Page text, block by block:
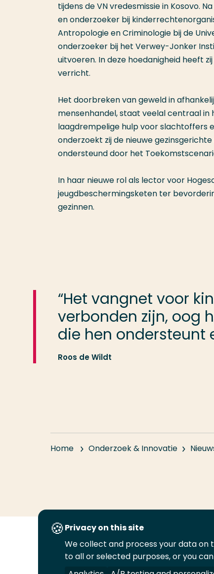
tijdens de VN vredesmissie in Kosovo.
en onderzoeker bij
Antropologie en Criminologie bij de
onderzoeker bij het Verwey-Jonker
uitvoeren. In deze hoedanigheid heeft
verricht.
Het doorbreken van geweld in
mensenhandel, staat veelal centraal in
laagdrempelige hulp voor slachtoffers
onderzoekt zij de nieuwe
ondersteund door het
In haar nieuwe rol als lector voor
jeugdbeschermingsketen ter
gezinnen.
“Het vangnet voor
verbonden zijn, oog
die hen ondersteunt
Roos de Wildt
Home Onderzoek & Innovatie
Volg
ons
Volg
ons
Volg
ons
Volg
ons
Privacy on this site
We collect and process your data on
to all or selected purposes, or you